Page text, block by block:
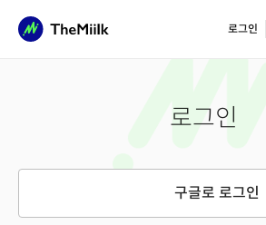
로그인
로그인
구글로 로그인